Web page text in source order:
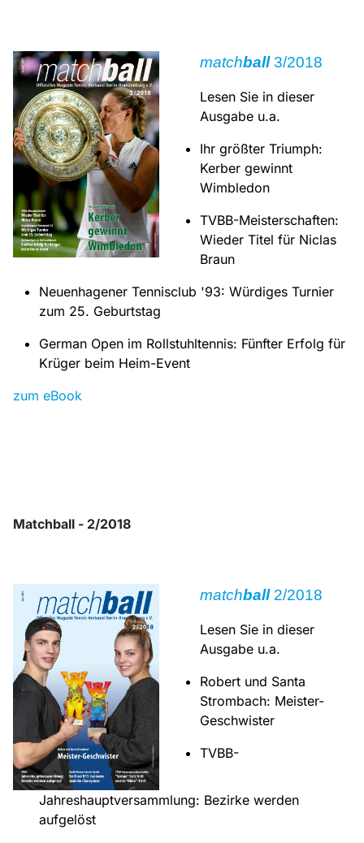
matchball 3/2018
Lesen Sie in dieser
Ausgabe u.a.
Ihr größter Triumph:
Kerber gewinnt
Wimbledon
TVBB-Meisterschaften:
Wieder Titel für Niclas
Braun
Neuenhagener Tennisclub '93: Würdiges Turnier
zum 25. Geburtstag
German Open im Rollstuhltennis: Fünfter Erfolg für
Krüger beim Heim-Event
zum eBook
Matchball - 2/2018
matchball2/2018
Lesen Sie in dieser
Ausgabe u.a.
Robert und Santa
Strombach: Meister-
Geschwister
TVBB-
Jahreshauptversammlung: Bezirke werden
aufgelöst